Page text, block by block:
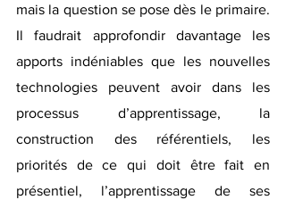
mais la question se pose dès le primaire.
Il faudrait approfondir davantage les
apports indéniables que les nouvelles
technologies peuvent avoir dans les
processus d’apprentissage, la
construction des référentiels, les
priorités de ce qui doit être fait en
présentiel, l’apprentissage de ses